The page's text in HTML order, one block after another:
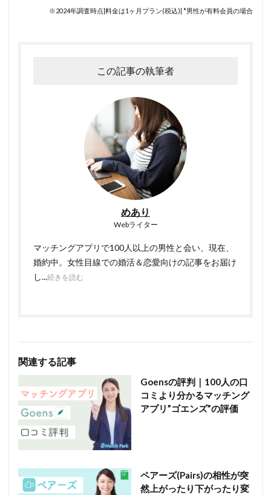
※2024年調査時点|料金は1ヶ月プラン(税込)| *男性が有料会員の場合
この記事の執筆者
めあり
Webライター
マッチングアプリで100人以上の男性と会い、現在、
婚約中。女性目線での婚活＆恋愛向けの記事をお届け
し...続きを読む
関連する記事
Goensの評判｜100人の口
コミより分かるマッチング
アプリ”ゴエンズ”の評価
ペアーズ(Pairs)の相性が突
然上がったり下がったり変